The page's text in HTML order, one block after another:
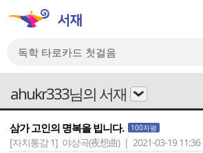
ahukr333님의 서재
삼가 고인의 명복을 빕니다. 100자평
[자치통감 1] 야상곡(夜想曲) | 2021-03-19 11:36